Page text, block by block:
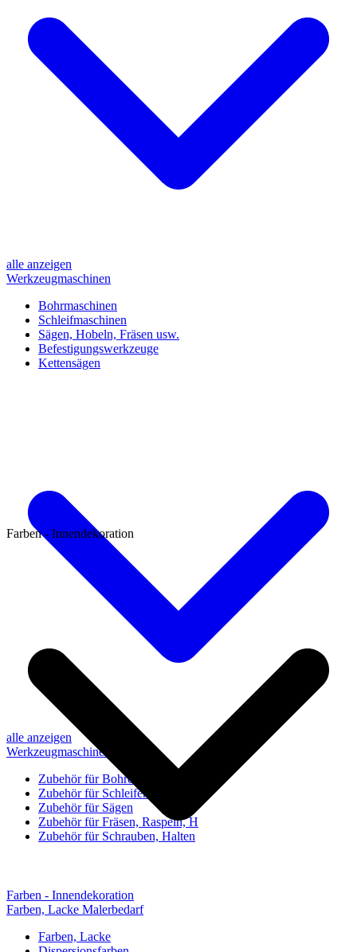
alle anzeigen
Werkzeugmaschinen
Bohrmaschinen
Schleifmaschinen
Sägen, Hobeln, Fräsen usw.
Befestigungswerkzeuge
Kettensägen
alle anzeigen
Werkzeugmaschinen-Zubehör
Zubehör für Bohren, Bohrhilfen
Zubehör für Schleifen, Poliere
Zubehör für Sägen
Zubehör für Fräsen, Raspeln, H
Zubehör für Schrauben, Halten
Farben - Innendekoration
Farben - Innendekoration
Farben, Lacke Malerbedarf
Farben, Lacke